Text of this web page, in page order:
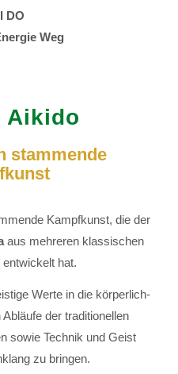
DO
Weg
Aikido
stammende
Kampfkunst, die der
aus mehreren klassischen
hat.
Werte in die körperlich-
der traditionellen
sowie Technik und Geist
zu bringen.